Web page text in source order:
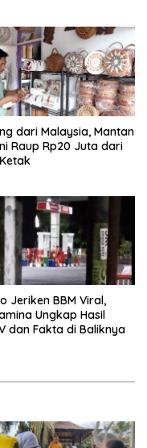
dari Malaysia, Mantan
Raup Rp20 Juta dari
Jeriken BBM Viral,
Ungkap Hasil
dan Fakta di Baliknya